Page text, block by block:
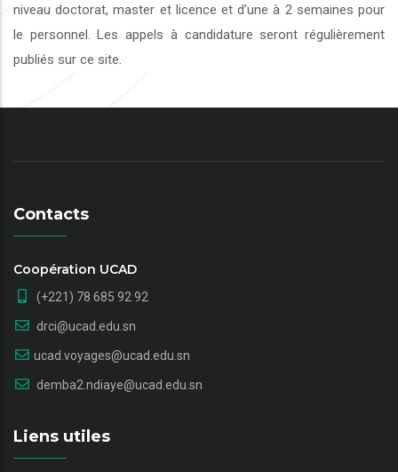
niveau doctorat, master et licence et d’une à 2 semaines pour
le personnel. Les appels à candidature seront régulièrement
publiés sur ce site.
Contacts
Coopération UCAD
(+221) 78 685 92 92
drci@ucad.edu.sn
ucad.voyages@ucad.edu.sn
demba2.ndiaye@ucad.edu.sn
Liens utiles